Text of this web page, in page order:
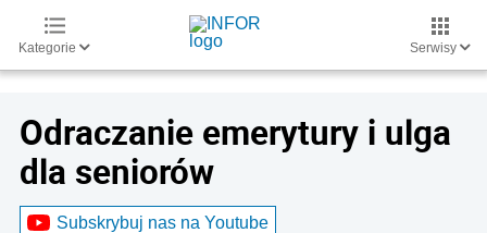
Kategorie Serwisy
Odraczanie emerytury i ulga
dla seniorów
Subskrybuj nas na Youtube